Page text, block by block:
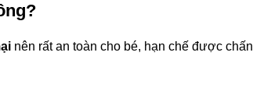
nên rất an toàn cho bé, hạn chế được chấn